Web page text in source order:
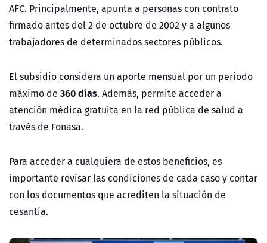
AFC. Principalmente, apunta a personas con contrato
firmado antes del 2 de octubre de 2002 y a algunos
trabajadores de determinados sectores públicos.
El subsidio considera un aporte mensual por un periodo
máximo de 360 días. Además, permite acceder a
atención médica gratuita en la red pública de salud a
través de Fonasa.
Para acceder a cualquiera de estos beneficios, es
importante revisar las condiciones de cada caso y contar
con los documentos que acrediten la situación de
cesantía.